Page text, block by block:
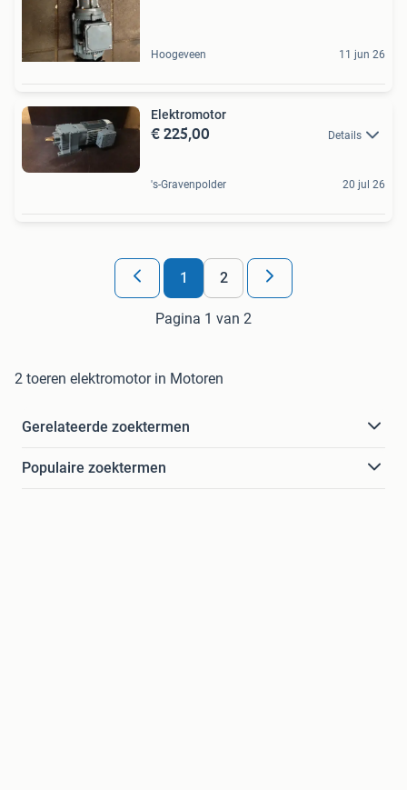
Hoogeveen 11 jun 26
Elektromotor
€ 225,00 Details
's-Gravenpolder 20 jul 26
1 2
Pagina 1 van 2
2 toeren elektromotor in Motoren
Gerelateerde zoektermen
Populaire zoektermen